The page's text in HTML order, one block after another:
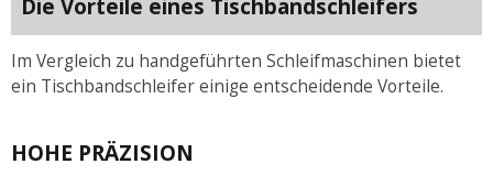
Die Vorteile eines Tischbandschleifers
Im Vergleich zu handgeführten Schleifmaschinen bietet
ein Tischbandschleifer einige entscheidende Vorteile.
HOHE PRÄZISION